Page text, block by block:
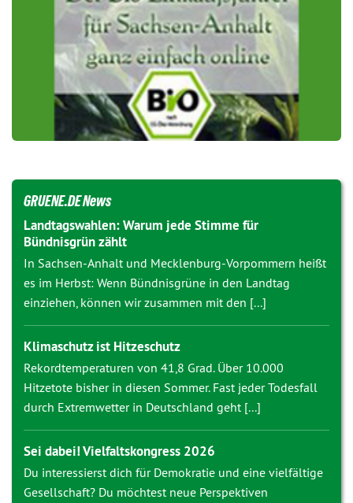
GRUENE.DE News
Landtagswahlen: Warum jede Stimme für
Bündnisgrün zählt
In Sachsen-Anhalt und Mecklenburg-Vorpommern heißt
es im Herbst: Wenn Bündnisgrüne in den Landtag
einziehen, können wir zusammen mit den [...]
Klimaschutz ist Hitzeschutz
Rekordtemperaturen von 41,8 Grad. Über 10.000
Hitzetote bisher in diesen Sommer. Fast jeder Todesfall
durch Extremwetter in Deutschland geht [...]
Sei dabei! Vielfaltskongress 2026
Du interessierst dich für Demokratie und eine vielfältige
Gesellschaft? Du möchtest neue Perspektiven